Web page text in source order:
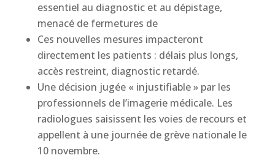
essentiel au diagnostic et au dépistage,
menacé de fermetures de
Ces nouvelles mesures impacteront
directement les patients : délais plus longs,
accès restreint, diagnostic retardé.
Une décision jugée « injustifiable » par les
professionnels de l’imagerie médicale. Les
radiologues saisissent les voies de recours et
appellent à une journée de grève nationale le
10 novembre.